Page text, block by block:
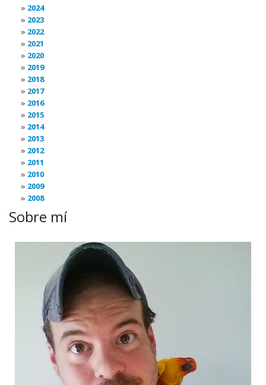
2024
2023
2022
2021
2020
2019
2018
2017
2016
2015
2014
2013
2012
2011
2010
2009
2008
Sobre mí